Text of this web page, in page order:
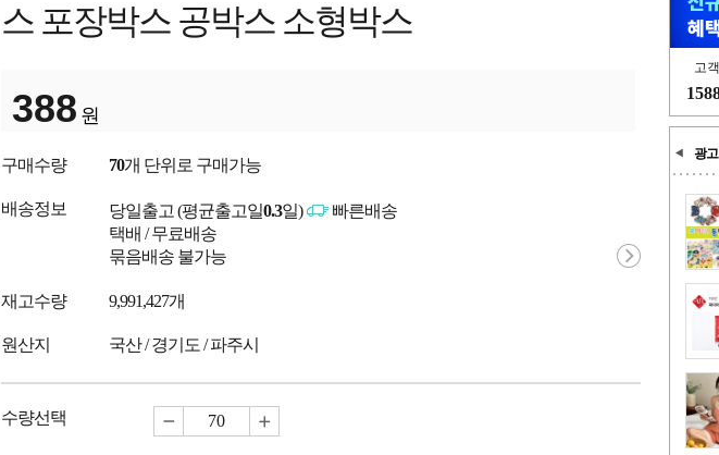
고
광고
스 포장박스 공박스 소형박스
388 원
구매수량 70개 단위로 구매가능
배송정보 당일출고 (평균출고일0.3일)
빠른배송
택배 / 무료배송
묶음배송 불가능
재고수량 9,991,427개
원산지 국산 / 경기도 / 파주시
수량선택